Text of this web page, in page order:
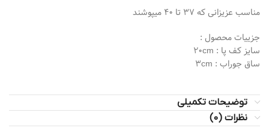
مناسب عزیزانی که 37 تا 40 میپوشند
جزییات محصول :
سایز کف پا : 20cm
ساق جوراب : 3cm
توضیحات تکمیلی
نظرات (0)